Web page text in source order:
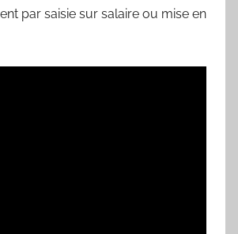
par saisie sur salaire ou mise en